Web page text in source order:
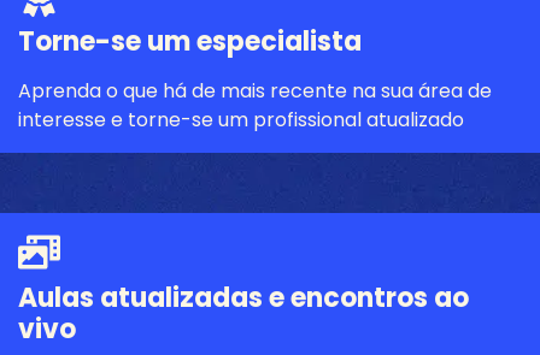
Torne-se um especialista
Aprenda o que há de mais recente na sua área de
interesse e torne-se um profissional atualizado
Aulas atualizadas e encontros ao
vivo